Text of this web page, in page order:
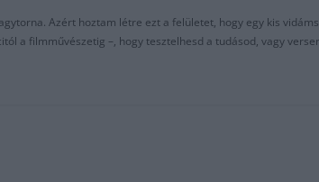
Azért hoztam létre ezt a felületet, hogy egy kis
a filmművészetig –, hogy tesztelhesd a tudásod, vagy